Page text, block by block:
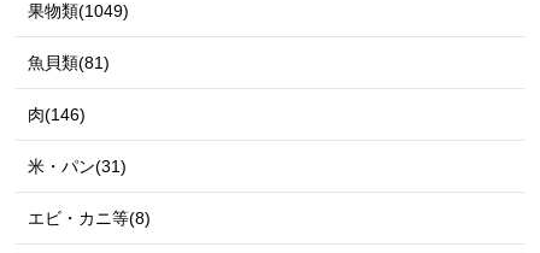
果物類(1049)
魚貝類(81)
肉(146)
米・パン(31)
エビ・カニ等(8)